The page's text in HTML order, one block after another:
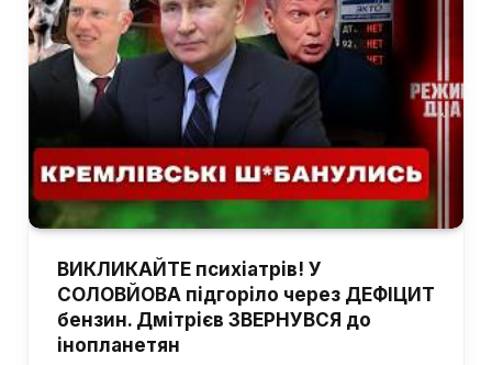
ВИКЛИКАЙТЕ психіатрів! У
СОЛОВЙОВА підгоріло через ДЕФІЦИТ
бензин. Дмітрієв ЗВЕРНУВСЯ до
інопланетян